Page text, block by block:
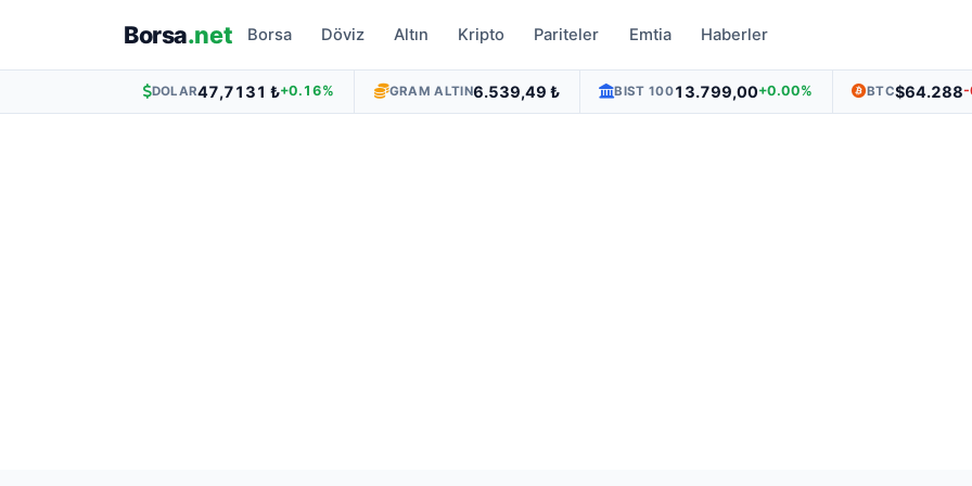
Borsa.net Borsa Döviz Altın Kripto Pariteler Emtia Haberler
DOLAR47,7131 ₺+0.16% GRAM ALTIN6.539,49 ₺ BIST 10013.799,00+0.00% BTC$64.288-